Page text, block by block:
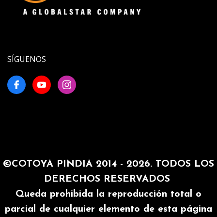
SÍGUENOS
©COTOYA PINDIA 2014 - 2026. TODOS LOS
DERECHOS RESERVADOS
Queda prohibida la reproducción total o
parcial de cualquier elemento de esta página